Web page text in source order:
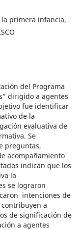
primera infancia,
del Programa
dirigido a agentes
fue identificar
de la
evaluativa de
Se
preguntas,
acompañamiento
indican que los
la
se lograron
intenciones de
a
de significación de
a agentes